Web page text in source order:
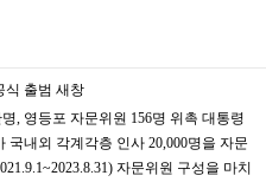
식 출범 새창
, 영등포 자문위원 156명 위촉 대통령
내외 각계각층 인사 20,000명을 자문
자문위원 구성을 마치